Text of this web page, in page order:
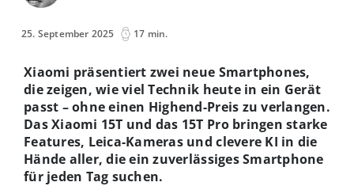
25. September 2025 17 min.
Xiaomi präsentiert zwei neue Smartphones,
die zeigen, wie viel Technik heute in ein Gerät
passt – ohne einen Highend-Preis zu verlangen.
Das Xiaomi 15T und das 15T Pro bringen starke
Features, Leica-Kameras und clevere KI in die
Hände aller, die ein zuverlässiges Smartphone
für jeden Tag suchen.